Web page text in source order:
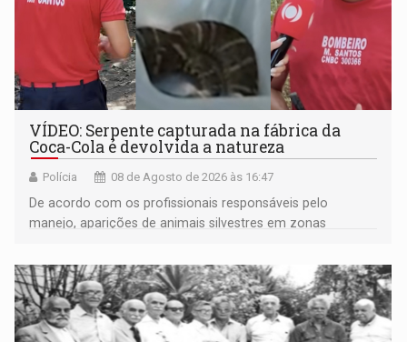
VÍDEO: Serpente capturada na fábrica da
Coca-Cola é devolvida a natureza
Polícia 08 de Agosto de 2026 às 16:47
De acordo com os profissionais responsáveis pelo
manejo, aparições de animais silvestres em zonas